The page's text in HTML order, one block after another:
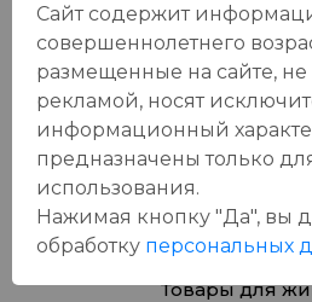
Каталог
Азия
Безалкогольные
Товары для
Крепкие
Вина
Пиво,
Товары для
Сайт содержит
совершеннолетнего
размещенные на сайте, не
рекламой, носят
информационный
предназначены только
использования.
Нажимая кнопку "Да", вы
обработку персональных